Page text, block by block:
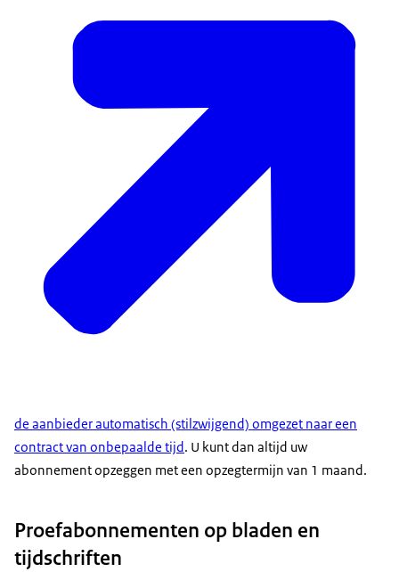
de aanbieder automatisch (stilzwijgend) omgezet naar een
contract van onbepaalde tijd. U kunt dan altijd uw
abonnement opzeggen met een opzegtermijn van 1 maand.
Proefabonnementen op bladen en
tijdschriften